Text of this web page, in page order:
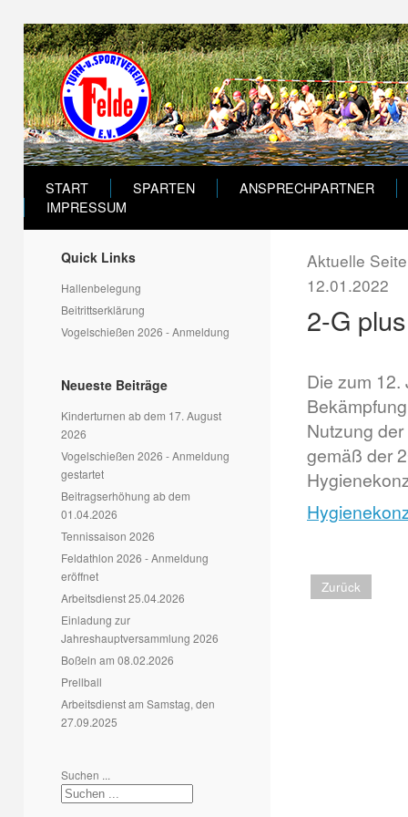
START SPARTEN
ANSPRECHPARTNER
IMPRESSUM
Quick Links
Hallenbelegung
Beitrittserklärung
Vogelschießen 2026 - Anmeldung
Neueste Beiträge
Kinderturnen ab dem 17. August
2026
Vogelschießen 2026 - Anmeldung
gestartet
Beitragserhöhung ab dem
01.04.2026
Tennissaison 2026
Feldathlon 2026 - Anmeldung
eröffnet
Arbeitsdienst 25.04.2026
Einladung zur
Jahreshauptversammlung 2026
Boßeln am 08.02.2026
Prellball
Arbeitsdienst am Samstag, den
27.09.2025
Suchen ...
Aktuelle
12.01.2022
2-G
Die zum
Nutzung
gemäß der
Zurück